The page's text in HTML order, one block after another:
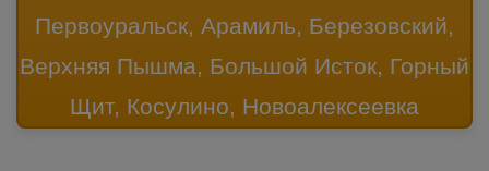
Первоуральск, Арамиль, Березовский,
Верхняя Пышма, Большой Исток, Горный
Щит, Косулино, Новоалексеевка